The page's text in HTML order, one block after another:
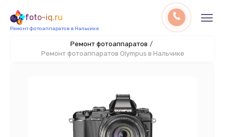
foto-iq.ru
Ремонт фотоаппаратов в Нальчике
Ремонт фотоаппаратов /
Ремонт фотоаппаратов Olympus в Нальчике